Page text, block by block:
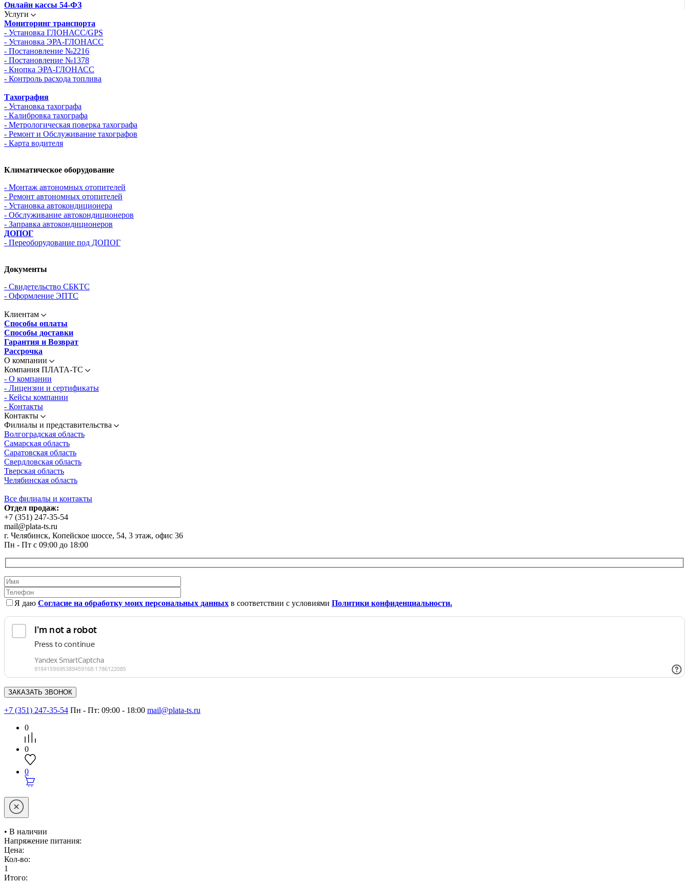
Онлайн кассы 54-ФЗ
Услуги
Мониторинг транспорта
- Установка ГЛОНАСС/GPS
- Установка ЭРА-ГЛОНАСС
- Постановление №2216
- Постановление №1378
- Кнопка ЭРА-ГЛОНАСС
- Контроль расхода топлива
Тахография
- Установка тахографа
- Калибровка тахографа
- Метрологическая поверка тахографа
- Ремонт и Обслуживание тахографов
- Карта водителя
Климатическое оборудование
- Монтаж автономных отопителей
- Ремонт автономных отопителей
- Установка автокондиционера
- Обслуживание автокондиционеров
- Заправка автокондиционеров
ДОПОГ
- Переоборудование под ДОПОГ
Документы
- Свидетельство СБКТС
- Оформление ЭПТС
Клиентам
Способы оплаты
Способы доставки
Гарантия и Возврат
Рассрочка
О компании
Компания ПЛАТА-ТС
- О компании
- Лицензии и сертификаты
- Кейсы компании
- Контакты
Контакты
Филиалы и представительства
Волгоградская область
Самарская область
Саратовская область
Свердловская область
Тверская область
Челябинская область
Все филиалы и контакты
Отдел продаж:
+7 (351) 247-35-54
mail@plata-ts.ru
г. Челябинск, Копейское шоссе, 54, 3 этаж, офис 36
Пн - Пт с 09:00 до 18:00
Я даю Согласие на обработку моих персональных данных в соответствии с условиями Политики конфиденциальности.
+7 (351) 247-35-54 Пн - Пт: 09:00 - 18:00 mail@plata-ts.ru
0
0
0
• В наличии
Напряжение питания:
Цена:
Кол-во:
1
Итого: